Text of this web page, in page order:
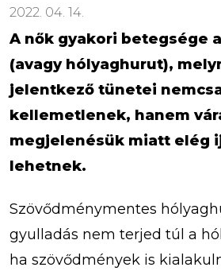
2022. 04. 14.
A nők gyakori betegsége
(avagy hólyaghurut),
jelentkező tünetei
kellemetlenek, hanem
megjelenésük miatt elég
lehetnek.
Szövődménymentes
gyulladás nem terjed túl a
ha szövődmények is